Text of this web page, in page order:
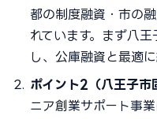
都の制度融資・市の
れています。まず八
し、公庫融資と最適
ポイント2（八王子市
ニア創業サポート事